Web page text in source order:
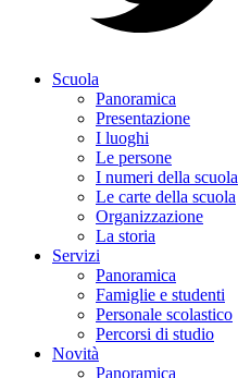
Scuola
Panoramica
Presentazione
I luoghi
Le persone
I numeri della scuola
Le carte della scuola
Organizzazione
La storia
Servizi
Panoramica
Famiglie e studenti
Personale scolastico
Percorsi di studio
Novità
Panoramica